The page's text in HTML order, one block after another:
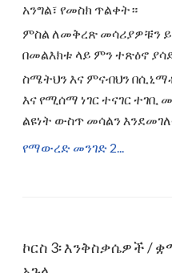
አንግል፣ የመስክ ጥልቀት።
ምስል ለመቅረጽ መሳሪያዎቹን
በመልእክቱ ላይ ምን ተጽዕኖ
ስሜትህን እና ምናብህን
እና የሚሰማ ነገር ተናገር
ልዩነት ውስጥ መሳልን
የማውረድ መንገድ 2...
ኮርስ 3፡ እንቅስቃሴዎች /